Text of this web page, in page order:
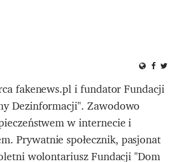
fakenews.pl i fundator Fundacji
Dezinformacji". Zawodowo
w internecie i
Prywatnie społecznik, pasjonat
wolontariusz Fundacji "Dom